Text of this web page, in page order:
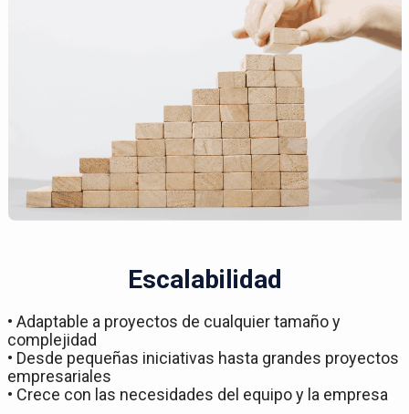
Escalabilidad
• Adaptable a proyectos de cualquier tamaño y
complejidad
• Desde pequeñas iniciativas hasta grandes proyectos
empresariales
• Crece con las necesidades del equipo y la empresa